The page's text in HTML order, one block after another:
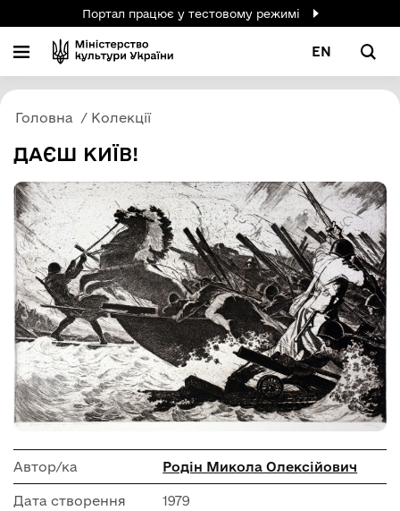
Портал працює у тестовому режимі
EN
Головна Колекції
ДАЄШ КИЇВ!
Автор/ка Родін Микола Олексійович
Дата створення 1979